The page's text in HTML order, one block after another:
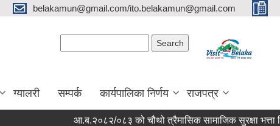
belakamun@gmail.com/ito.belakamun@gmail.com
ग्यालरी सम्पर्क कार्यपालिका निर्णय राजपत्र
आ.ब.२०८२/०८३ को चौथो त्रैमासिक सामाजिक सुरक्षा भत्ता